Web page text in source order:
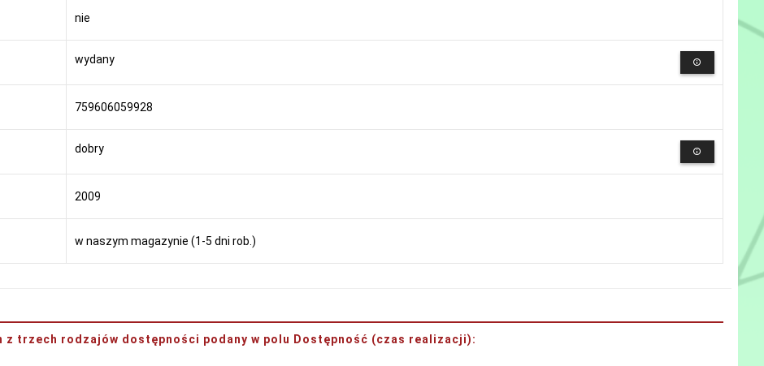
nie
wydany
759606059928
dobry
2009
w naszym magazynie (1-5 dni rob.)
trzech rodzajów dostępności podany w polu Dostępność (czas realizacji):